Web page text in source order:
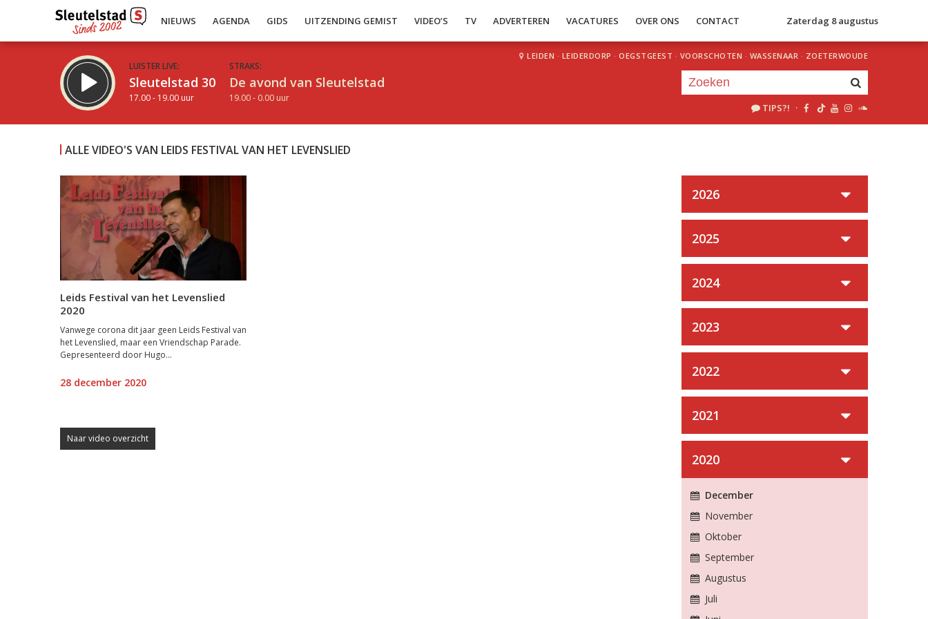
NIEUWS AGENDA GIDS UITZENDING GEMIST VIDEO’S TV ADVERTEREN VACATURES OVER ONS CONTACT Zaterdag 8 augustus
LUISTER LIVE:
Sleutelstad 30
17.00 - 19.00 uur
STRAKS:
De avond van Sleutelstad
19.00 - 0.00 uur
LEIDEN · LEIDERDORP · OEGSTGEEST · VOORSCHOTEN · WASSENAAR · ZOETERWOUDE
TIPS?! ·
Inklappen
ALLE VIDEO'S VAN LEIDS FESTIVAL VAN HET LEVENSLIED
Leids Festival van het Levenslied
2020
Vanwege corona dit jaar geen Leids Festival van
het Levenslied, maar een Vriendschap Parade.
Gepresenteerd door Hugo...
28 december 2020
Naar video overzicht
2026
2025
2024
2023
2022
2021
2020
December
November
Oktober
September
Augustus
Juli